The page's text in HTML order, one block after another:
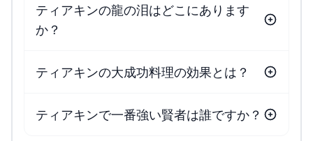
ティアキンの龍の泪はどこにあります
か？
ティアキンの大成功料理の効果とは？
ティアキンで一番強い賢者は誰ですか？